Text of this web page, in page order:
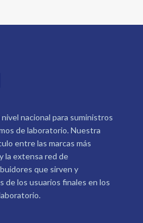
nacional para suministros
de laboratorio. Nuestra
entre las marcas más
la extensa red de
que sirven y
de los usuarios finales en los